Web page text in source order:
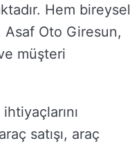
Hem bireysel
Oto Giresun,
müşteri
satışı, araç